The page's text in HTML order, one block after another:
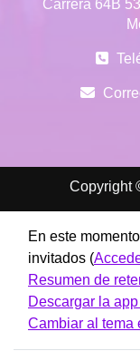
Carrera 64B
Copyright
En este
invitados (
Resumen de
Descargar la
Cambiar al tema